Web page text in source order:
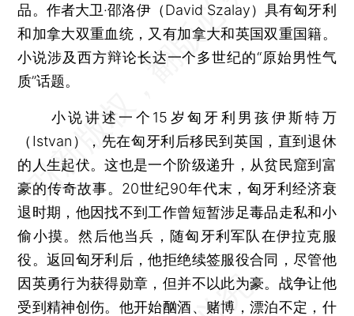
品。作者大卫·邵洛伊（David Szalay）具有匈牙利
和加拿大双重血统，又有加拿大和英国双重国籍。
小说涉及西方辩论长达一个多世纪的“原始男性气
质”话题。
小说讲述一个15岁匈牙利男孩伊斯特万
（Istvan），先在匈牙利后移民到英国，直到退休
的人生起伏。这也是一个阶级递升，从贫民窟到富
豪的传奇故事。20世纪90年代末，匈牙利经济衰
退时期，他因找不到工作曾短暂涉足毒品走私和小
偷小摸。然后他当兵，随匈牙利军队在伊拉克服
役。返回匈牙利后，他拒绝续签服役合同，尽管他
因英勇行为获得勋章，但并不以此为豪。战争让他
受到精神创伤。他开始酗酒、赌博，漂泊不定，什